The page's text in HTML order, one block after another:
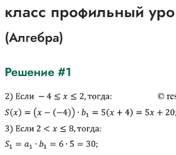
класс профильный
(Алгебра)
Решение #1